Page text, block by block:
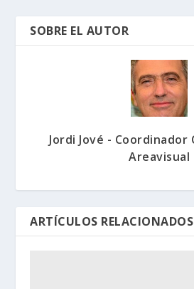
SOBRE EL AUTOR
Jordi Jové - Coordinador
Areavisual
ARTÍCULOS RELACIONADOS